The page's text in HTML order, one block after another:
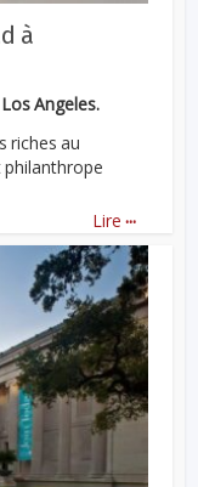
à
Angeles.
riches au
philanthrope
Lire ...